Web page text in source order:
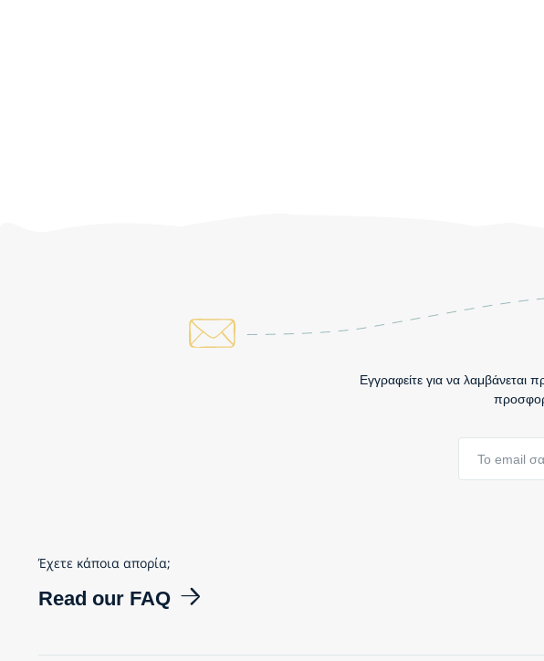
Εγγραφείτε για να λαμβάνεται
Έχετε κάποια απορία;
Read our FAQ